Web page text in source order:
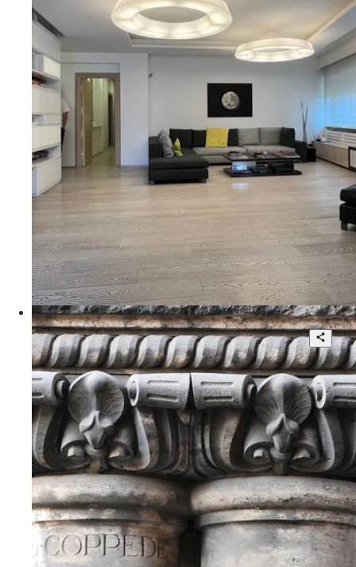
3
253 mq
€ 2.300.000Via Eleonora Duse
Roma - Coppedè, Via Dora, Palazzi degli
Ambasciatori
5
2